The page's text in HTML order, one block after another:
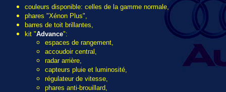
couleurs disponible: celles de la gamme normale,
phares "Xénon Plus",
barres de toit brillantes,
kit "Advance":
espaces de rangement,
accoudoir central,
radar arrière,
capteurs pluie et luminosité,
régulateur de vitesse,
phares anti-brouillard,